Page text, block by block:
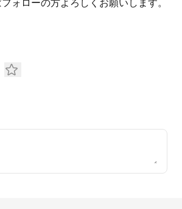
ォローの方よろしくお願いします。